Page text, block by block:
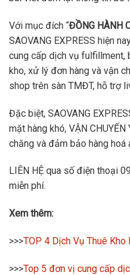
Với mục đích “ĐỒNG HÀNH
SAOVANG EXPRESS hiện
cung cấp dịch vụ fulfillment,
kho, xử lý đơn hàng và vận
shop trên sàn TMĐT, hỗ trợ
Đặc biệt, SAOVANG
mặt hàng khó, VẬN
chăng và đảm bảo hàng hoá
LIÊN HỆ qua số điện thoại
miễn phí.
Xem thêm:
>>>TOP 4 Dịch Vụ Thuê Kho
>>>Top 5 đơn vị cung cấp